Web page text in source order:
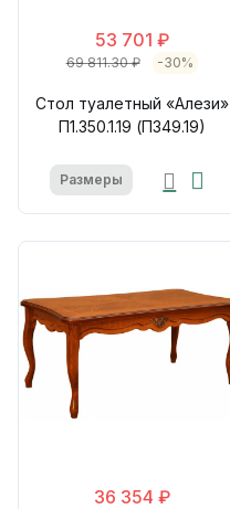
53 701 ₽
69 811.30 ₽ -30%
Стол туалетный «Алези»
П1.350.1.19 (П349.19)
Размеры
36 354 ₽